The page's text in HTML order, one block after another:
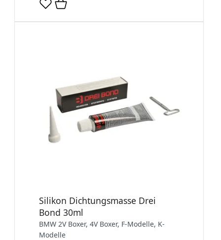
Silikon Dichtungsmasse Drei
Bond 30ml
BMW 2V Boxer, 4V Boxer, F-Modelle, K-
Modelle